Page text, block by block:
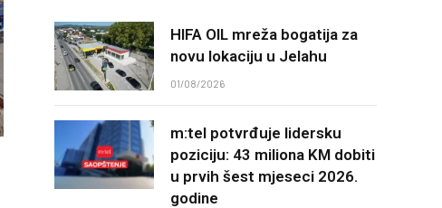
HIFA OIL mreža bogatija za
novu lokaciju u Jelahu
01/08/2026
m:tel potvrđuje lidersku
poziciju: 43 miliona KM dobiti
u prvih šest mjeseci 2026.
godine